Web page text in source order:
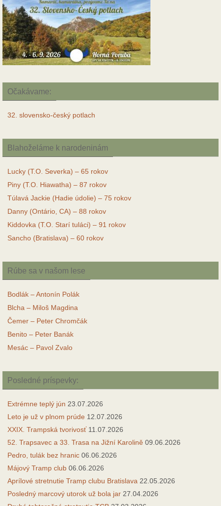
Očakávame:
32. slovensko-český potlach
Blahoželáme k narodeninám
Lucky (T.O. Severka) – 65 rokov
Piny (T.O. Hiawatha) – 87 rokov
Túlavá Jackie (Hadie údolie) – 75 rokov
Danny (Ontário, CA) – 88 rokov
Kiddovka (T.O. Starí tuláci) – 91 rokov
Sancho (Bratislava) – 60 rokov
Rúbe sa v našom lese
Bodlák – Antonín Polák
Blcha – Miloš Magdina
Čemer – Peter Chromčák
Benito – Peter Banák
Mesác – Pavol Zvalo
Posledné príspevky:
Extrémne teplý jún 23.07.2026
Leto je už v plnom prúde 12.07.2026
XXIX. Trampská tvorivosť 11.07.2026
52. Trapsavec a 33. Trasa na Jižní Karolině 09.06.2026
Pedro, tulák bez hranic 06.06.2026
Májový Tramp club 06.06.2026
Aprílové stretnutie Tramp clubu Bratislava 22.05.2026
Posledný marcový utorok už bola jar 27.04.2026